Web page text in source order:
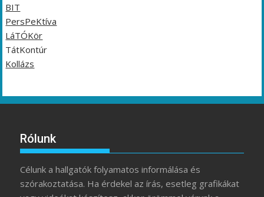
BIT
PersPeKtíva
LáTÓKör
TátKontúr
Kollázs
Rólunk
Célunk a hallgatók folyamatos informálása és
szórakoztatása. Ha érdekel az írás, esetleg grafikákat